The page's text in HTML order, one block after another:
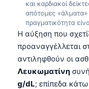
και καρδιακοί
απότομες
πραγματικότητα
Η αύξηση που
προαναγγέλλεται
αντιληφθούν οι
Λευκωματίνη
g/dL; επίπεδα